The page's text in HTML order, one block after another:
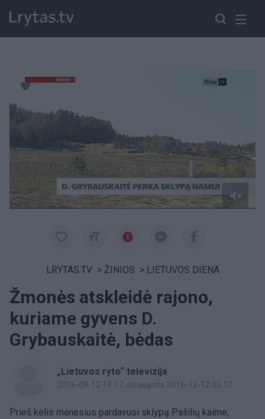
LRYTAS.TV > ŽINIOS > LIETUVOS DIENA
Žmonės atskleidė rajono,
kuriame gyvens D.
Grybauskaitė, bėdas
„Lietuvos ryto“ televizija
2016-09-12 19:17, atnaujinta 2016-12-12 05:12
Prieš kelis mėnesius pardavusi sklypą Pašilių kaime,